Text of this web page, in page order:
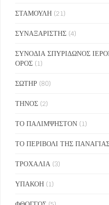
ΣΤΑΜΟΥΛΗ (21)
ΣΥΝΑΞΑΡΙΣΤΗΣ (4)
ΣΥΝΟΔΙΑ ΣΠΥΡΙΔΩΝΟΣ
ΟΡΟΣ (1)
ΣΩΤΗΡ (80)
ΤΗΝΟΣ (2)
ΤΟ ΠΑΛΙΜΨΗΣΤΟΝ (1)
ΤΟ ΠΕΡΙΒΟΛΙ ΤΗΣ
ΤΡΟΧΑΛΙΑ (3)
ΥΠΑΚΟΗ (1)